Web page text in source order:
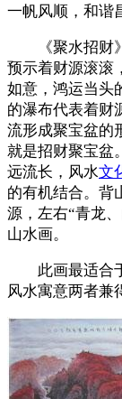
一帆风顺，和谐
《聚水招
预示着财源滚滚
如意，鸿运当头
的瀑布代表着财
流形成聚宝盆的
就是招财聚宝盆
远流长，风水文
的有机结合。背
源，左右“青龙
山水画。
此画最适合
风水寓意两者兼